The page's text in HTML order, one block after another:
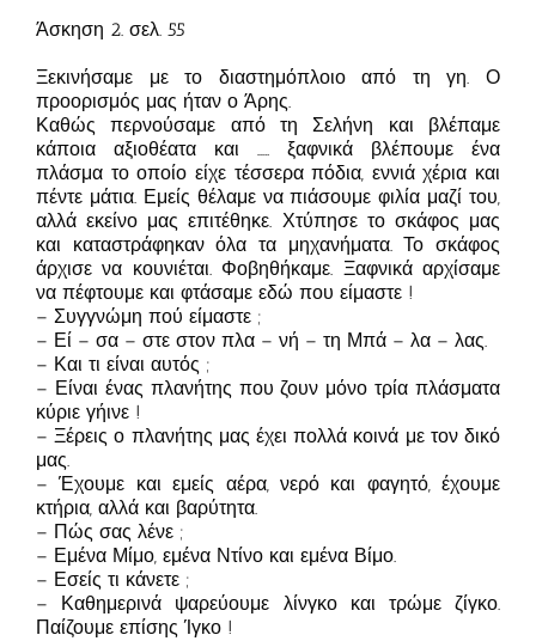
Άσκηση 2. σελ. 55
Ξεκινήσαμε με το διαστημόπλοιο από τη γη. Ο
προορισμός μας ήταν ο Άρης.
Καθώς περνούσαμε από τη Σελήνη και βλέπαμε
κάποια αξιοθέατα και ….. ξαφνικά βλέπουμε ένα
πλάσμα το οποίο είχε τέσσερα πόδια, εννιά χέρια και
πέντε μάτια. Εμείς θέλαμε να πιάσουμε φιλία μαζί του,
αλλά εκείνο μας επιτέθηκε. Χτύπησε το σκάφος μας
και καταστράφηκαν όλα τα μηχανήματα. Το σκάφος
άρχισε να κουνιέται. Φοβηθήκαμε. Ξαφνικά αρχίσαμε
να πέφτουμε και φτάσαμε εδώ που είμαστε !
– Συγγνώμη πού είμαστε ;
– Εί – σα – στε στον πλα – νή – τη Μπά – λα – λας.
– Και τι είναι αυτός ;
– Είναι ένας πλανήτης που ζουν μόνο τρία πλάσματα
κύριε γήινε !
– Ξέρεις ο πλανήτης μας έχει πολλά κοινά με τον δικό
μας.
– Έχουμε και εμείς αέρα, νερό και φαγητό, έχουμε
κτήρια, αλλά και βαρύτητα.
– Πώς σας λένε ;
– Εμένα Μίμο, εμένα Ντίνο και εμένα Βίμο.
– Εσείς τι κάνετε ;
– Καθημερινά ψαρεύουμε λίνγκο και τρώμε ζίγκο.
Παίζουμε επίσης Ίγκο !